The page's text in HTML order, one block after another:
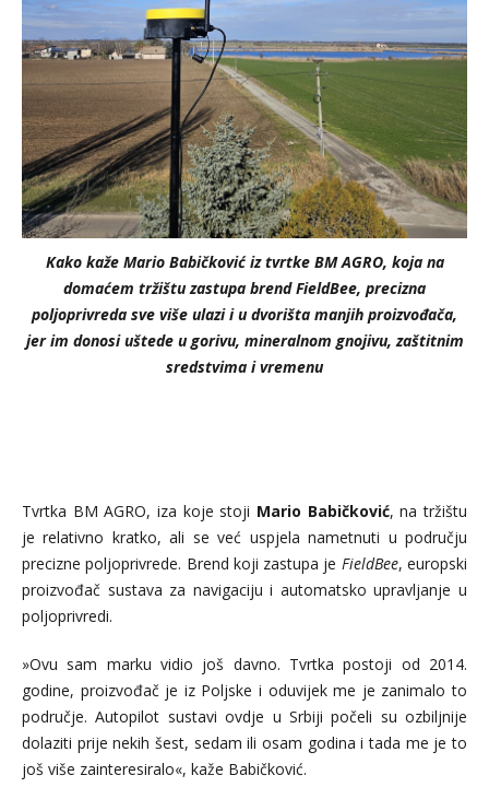
Kako kaže Mario Babičković iz tvrtke BM AGRO, koja na
domaćem tržištu zastupa brend FieldBee, precizna
poljoprivreda sve više ulazi i u dvorišta manjih proizvođača,
jer im donosi uštede u gorivu, mineralnom gnojivu, zaštitnim
sredstvima i vremenu
Tvrtka BM AGRO, iza koje stoji Mario Babičković, na tržištu
je relativno kratko, ali se već uspjela nametnuti u području
precizne poljoprivrede. Brend koji zastupa je FieldBee, europski
proizvođač sustava za navigaciju i automatsko upravljanje u
poljoprivredi.
»Ovu sam marku vidio još davno. Tvrtka postoji od 2014.
godine, proizvođač je iz Poljske i oduvijek me je zanimalo to
područje. Autopilot sustavi ovdje u Srbiji počeli su ozbiljnije
dolaziti prije nekih šest, sedam ili osam godina i tada me je to
još više zainteresiralo«, kaže Babičković.